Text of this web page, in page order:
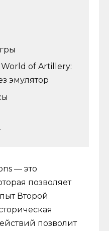
World of Artillery:
эмулятор
— это
позволяет
Второй
позволит